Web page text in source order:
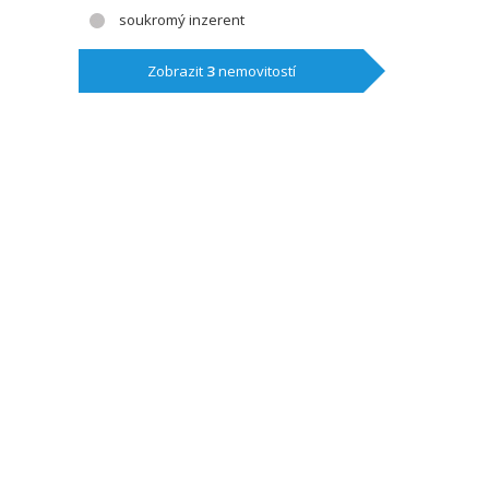
soukromý inzerent
Zobrazit 3nemovitostí